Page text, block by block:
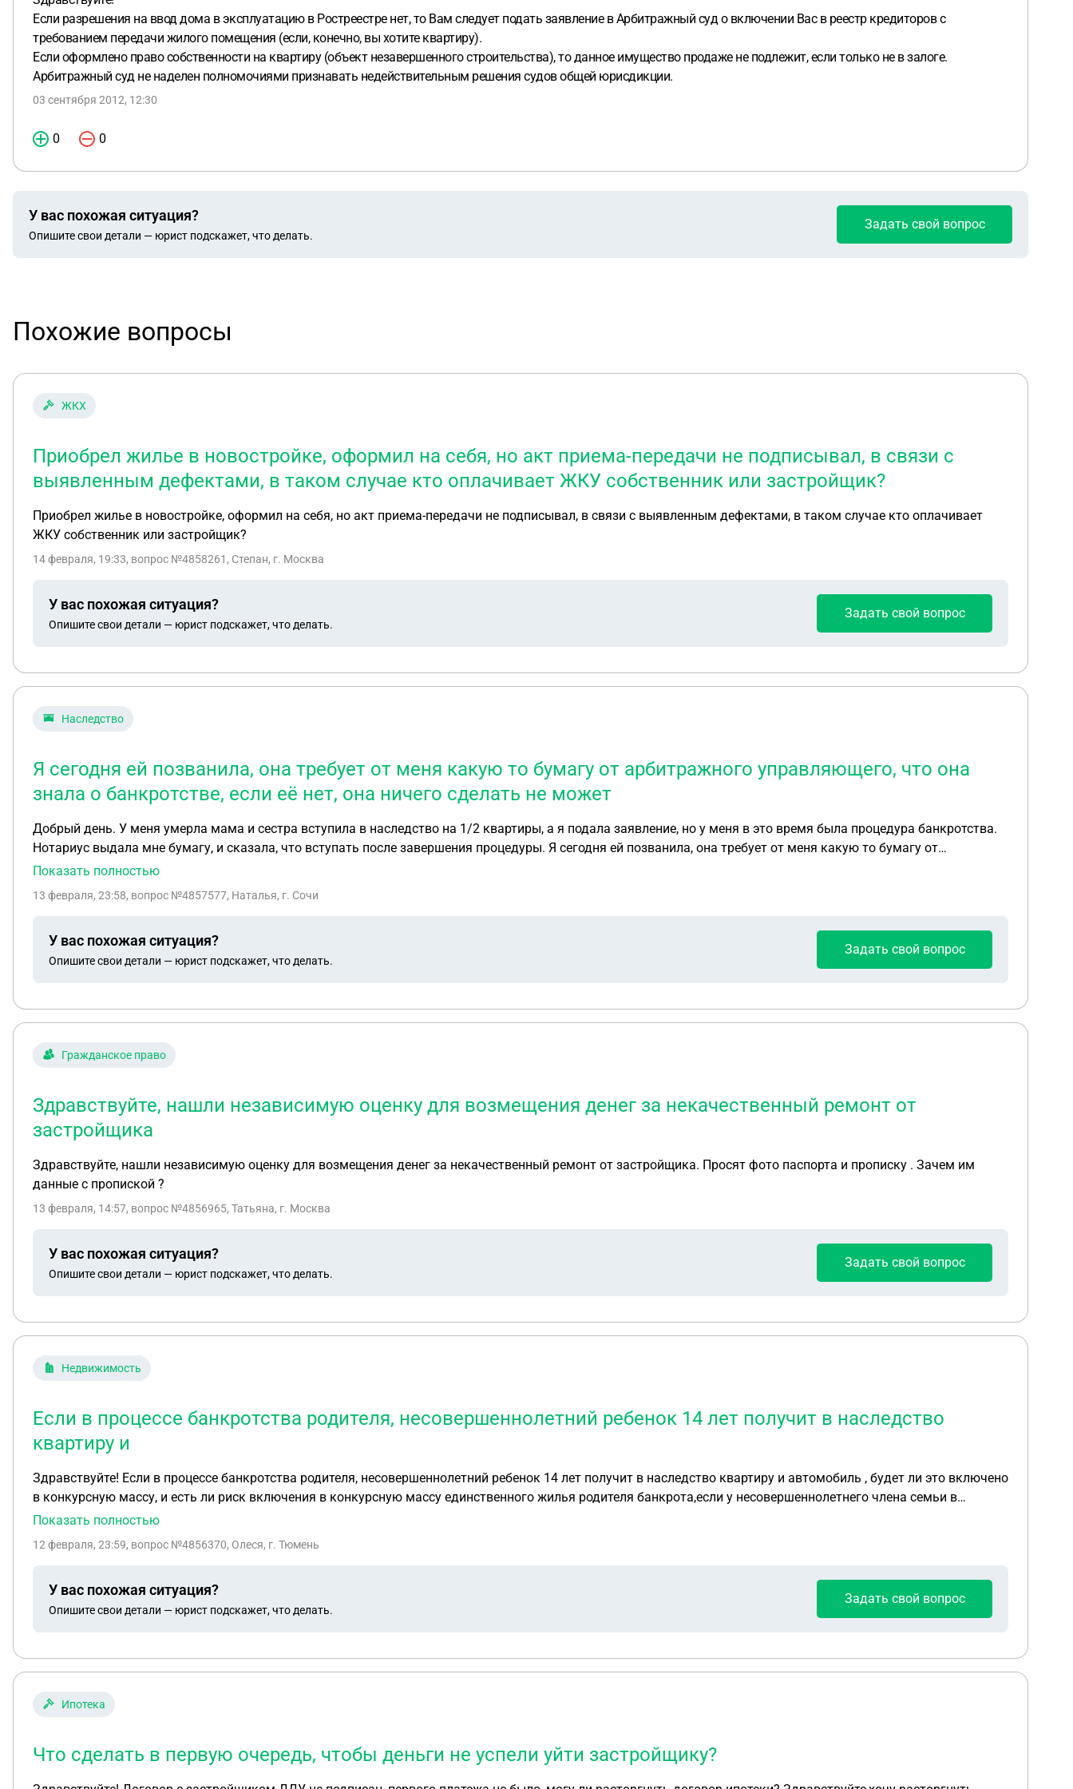
Если разрешения на ввод дома в эксплуатацию в Ростреестре нет, то Вам следует подать заявление в Арбитражный суд о включении Вас в реестр кредиторов с
требованием передачи жилого помещения (если, конечно, вы хотите квартиру).
Если оформлено право собственности на квартиру (объект незавершенного строительства), то данное имущество продаже не подлежит, если только не в залоге.
Арбитражный суд не наделен полномочиями признавать недействительным решения судов общей юрисдикции.
03 сентября 2012, 12:30
0 0
У вас похожая ситуация?
Опишите свои детали — юрист подскажет, что делать.
Задать свой вопрос
Похожие вопросы
ЖКХ
Приобрел жилье в новостройке, оформил на себя, но акт приема-передачи не подписывал, в связи с
выявленным дефектами, в таком случае кто оплачивает ЖКУ собственник или застройщик?
Приобрел жилье в новостройке, оформил на себя, но акт приема-передачи не подписывал, в связи с выявленным дефектами, в таком случае кто оплачивает
ЖКУ собственник или застройщик?
14 февраля, 19:33, вопрос №4858261, Степан, г. Москва
У вас похожая ситуация?
Опишите свои детали — юрист подскажет, что делать.
Задать свой вопрос
Наследство
Я сегодня ей позванила, она требует от меня какую то бумагу от арбитражного управляющего, что она
знала о банкротстве, если её нет, она ничего сделать не может
Добрый день. У меня умерла мама и сестра вступила в наследство на 1/2 квартиры, а я подала заявление, но у меня в это время была процедура банкротства.
Нотариус выдала мне бумагу, и сказала, что вступать после завершения процедуры. Я сегодня ей позванила, она требует от меня какую то бумагу от
арбитражного управляющего, что она знала о банкротстве, если её нет, она ничего сделать не может. Я не сообщала о наследстве арбитражному. Это 1/2
Показать полностью
13 февраля, 23:58, вопрос №4857577, Наталья, г. Сочи
У вас похожая ситуация?
Опишите свои детали — юрист подскажет, что делать.
Задать свой вопрос
Гражданское право
Здравствуйте, нашли независимую оценку для возмещения денег за некачественный ремонт от
застройщика
Здравствуйте, нашли независимую оценку для возмещения денег за некачественный ремонт от застройщика. Просят фото паспорта и прописку . Зачем им
данные с пропиской ?
13 февраля, 14:57, вопрос №4856965, Татьяна, г. Москва
У вас похожая ситуация?
Опишите свои детали — юрист подскажет, что делать.
Задать свой вопрос
Недвижимость
Если в процессе банкротства родителя, несовершеннолетний ребенок 14 лет получит в наследство
квартиру и
Здравствуйте! Если в процессе банкротства родителя, несовершеннолетний ребенок 14 лет получит в наследство квартиру и автомобиль , будет ли это включено
в конкурсную массу, и есть ли риск включения в конкурсную массу единственного жилья родителя банкрота,если у несовершеннолетнего члена семьи в
процессе банкротства появилось имущество в виде наследования квартиры и авто
Показать полностью
12 февраля, 23:59, вопрос №4856370, Олеся, г. Тюмень
У вас похожая ситуация?
Опишите свои детали — юрист подскажет, что делать.
Задать свой вопрос
Ипотека
Что сделать в первую очередь, чтобы деньги не успели уйти застройщику?